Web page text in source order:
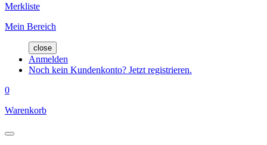
Merkliste
Mein Bereich
close
Anmelden
Noch kein Kundenkonto? Jetzt registrieren.
0
Warenkorb